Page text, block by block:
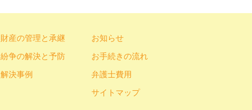
財産の管理と承継
紛争の解決と予防
解決事例
お知らせ
お手続きの流れ
弁護士費用
サイトマップ